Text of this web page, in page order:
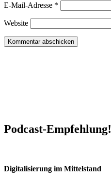
E-Mail-Adresse *
Website
Podcast-Empfehlung!
Digitalisierung im Mittelstand